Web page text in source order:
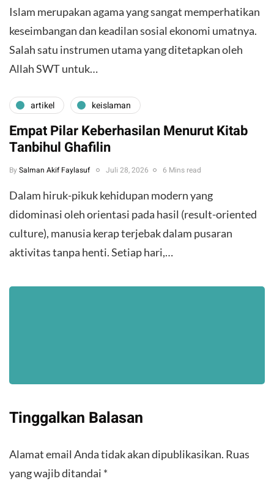
Islam merupakan agama yang sangat memperhatikan
keseimbangan dan keadilan sosial ekonomi umatnya.
Salah satu instrumen utama yang ditetapkan oleh
Allah SWT untuk…
artikel keislaman
Empat Pilar Keberhasilan Menurut Kitab
Tanbihul Ghafilin
By Salman Akif Faylasuf Juli 28, 2026 6 Mins read
Dalam hiruk-pikuk kehidupan modern yang
didominasi oleh orientasi pada hasil (result-oriented
culture), manusia kerap terjebak dalam pusaran
aktivitas tanpa henti. Setiap hari,…
Tinggalkan Balasan
Alamat email Anda tidak akan dipublikasikan. Ruas
yang wajib ditandai *